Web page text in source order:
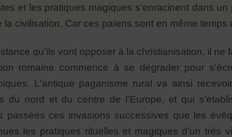
et les pratiques magiques s'enracinent dans
civilisation. Car ces païens sont en même temps
qu'ils vont opposer à la christianisation, il ne
romaine commence à se dégrader pour
L'antique paganisme rural va ainsi
du nord et du centre de l'Europe, et qui
passées ces invasions successives que les
les pratiques rituelles et magiques d'un très